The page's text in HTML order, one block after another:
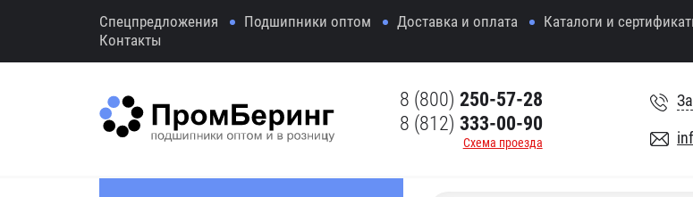
Спецпредложения Подшипники оптом Доставка и оплата Каталоги и
Контакты
8 (800) 250-57-28
8 (812) 333-00-90
Схема проезда